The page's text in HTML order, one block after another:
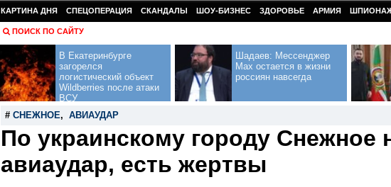
КАРТИНА ДНЯ СПЕЦОПЕРАЦИЯ СКАНДАЛЫ ШОУ-БИЗНЕС ЗДОРОВЬЕ АРМИЯ
ПОИСК ПО САЙТУ
В Екатеринбурге
загорелся
логистический объект
Wildberries после атаки
ВСУ
Шадаев: Мессенджер
Max остается в жизни
россиян навсегда
# СНЕЖНОЕ, АВИАУДАР
По украинскому городу Снежное
авиаудар, есть жертвы